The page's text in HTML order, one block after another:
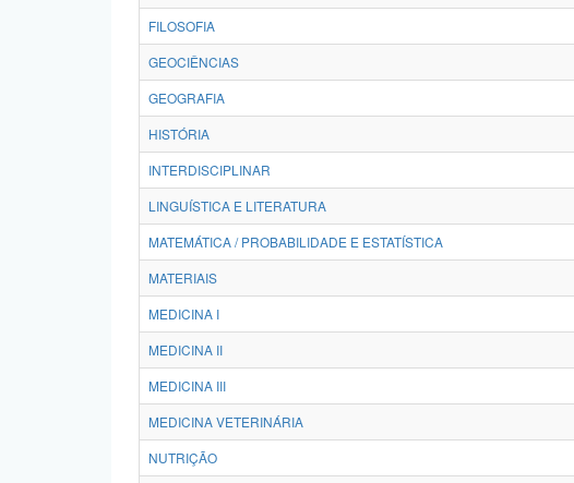
FILOSOFIA
GEOCIÊNCIAS
GEOGRAFIA
HISTÓRIA
INTERDISCIPLINAR
LINGUÍSTICA E LITERATURA
MATEMÁTICA / PROBABILIDADE E ESTATÍSTICA
MATERIAIS
MEDICINA I
MEDICINA II
MEDICINA III
MEDICINA VETERINÁRIA
NUTRIÇÃO